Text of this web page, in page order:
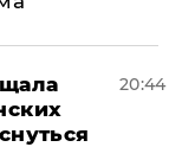
20:44